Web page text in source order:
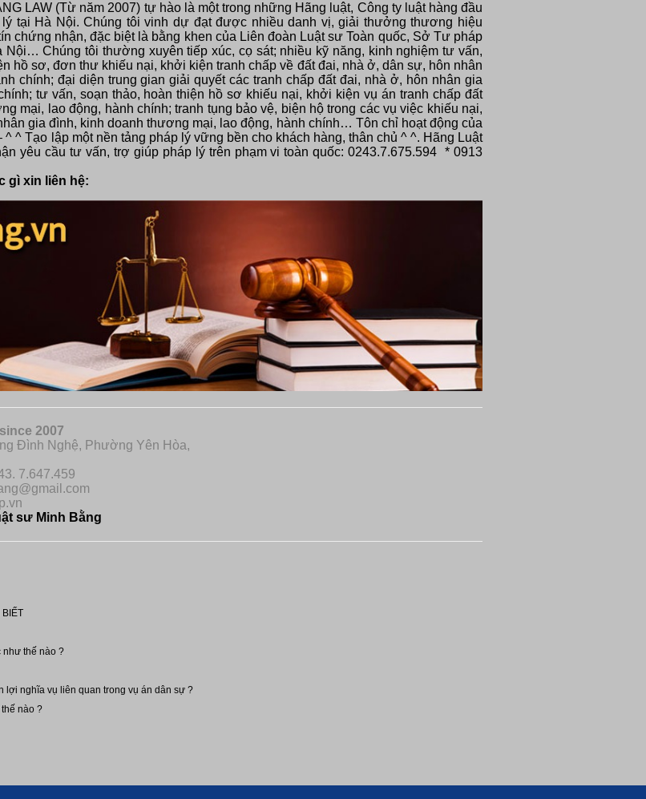
LAW (Từ năm 2007) tự hào là một trong những Hãng luật, Công ty luật hàng đầu
tại Hà Nội. Chúng tôi vinh dự đạt được nhiều danh vị, giải thưởng thương hiệu
chứng nhận, đặc biệt là bằng khen của Liên đoàn Luật sư Toàn quốc, Sở Tư pháp
Chúng tôi thường xuyên tiếp xúc, cọ sát; nhiều kỹ năng, kinh nghiệm tư vấn,
hồ sơ, đơn thư khiếu nại, khởi kiện tranh chấp về đất đai, nhà ở, dân sự, hôn nhân
chính; đại diện trung gian giải quyết các tranh chấp đất đai, nhà ở, hôn nhân gia
tư vấn, soạn thảo, hoàn thiện hồ sơ khiếu nại, khởi kiện vụ án tranh chấp đất
mại, lao động, hành chính; tranh tụng bảo vệ, biện hộ trong các vụ việc khiếu nại,
gia đình, kinh doanh thương mại, lao động, hành chính… Tôn chỉ hoạt động của
^ Tạo lập một nền tảng pháp lý vững bền cho khách hàng, thân chủ ^ ^. Hãng Luật
yêu cầu tư vấn, trợ giúp pháp lý trên phạm vi toàn quốc: 0243.7.675.594 * 0913
gì xin liên hệ:
2007
Đình Nghệ, Phường Yên Hòa,
7.647.459
sư Minh Bằng
như thế nào ?
lợi nghĩa vụ liên quan trong vụ án dân sự ?
nào ?